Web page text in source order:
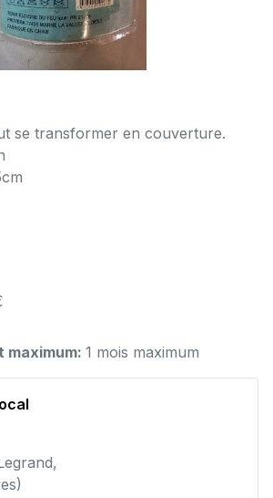
se transformer en couverture.
maximum: 1 mois maximum